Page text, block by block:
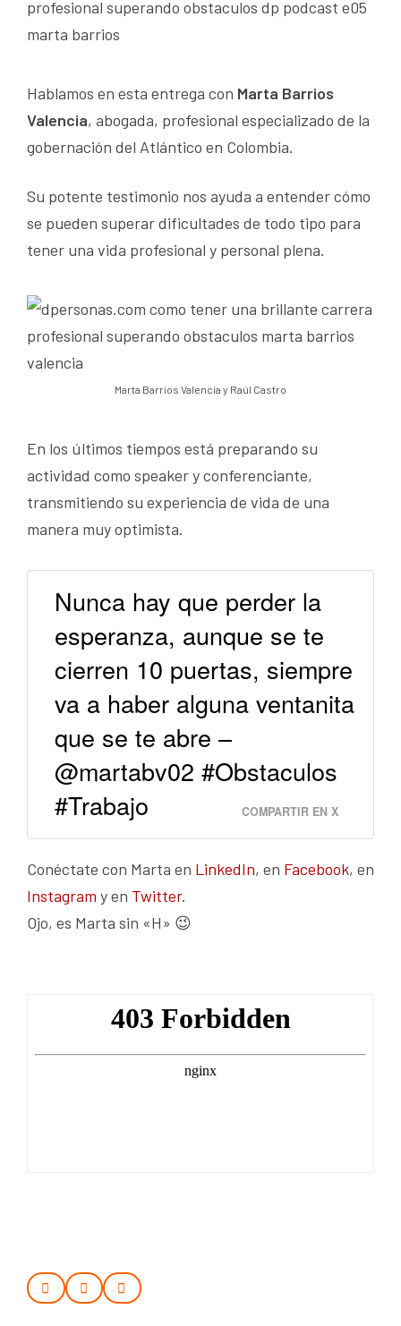
Hablamos en esta entrega con Marta Barrios
Valencia, abogada, profesional especializado de la
gobernación del Atlántico en Colombia.
Su potente testimonio nos ayuda a entender cómo
se pueden superar dificultades de todo tipo para
tener una vida profesional y personal plena.
Marta Barrios Valencia y Raúl Castro
En los últimos tiempos está preparando su
actividad como speaker y conferenciante,
transmitiendo su experiencia de vida de una
manera muy optimista.
Nunca hay que perder la
esperanza, aunque se te
cierren 10 puertas, siempre
va a haber alguna ventanita
que se te abre –
@martabv02 #Obstaculos
#Trabajo
COMPARTIR EN X
Conéctate con Marta en LinkedIn, en Facebook, en
Instagram y en Twitter.
Ojo, es Marta sin «H» 😉